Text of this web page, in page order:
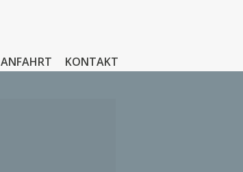
ANFAHRT KONTAKT